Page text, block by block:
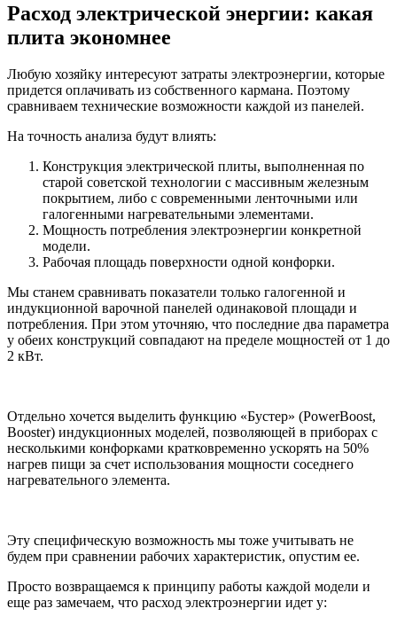
Расход электрической энергии: какая
плита экономнее
Любую хозяйку интересуют затраты электроэнергии, которые
придется оплачивать из собственного кармана. Поэтому
сравниваем технические возможности каждой из панелей.
На точность анализа будут влиять:
Конструкция электрической плиты, выполненная по
старой советской технологии с массивным железным
покрытием, либо с современными ленточными или
галогенными нагревательными элементами.
Мощность потребления электроэнергии конкретной
модели.
Рабочая площадь поверхности одной конфорки.
Мы станем сравнивать показатели только галогенной и
индукционной варочной панелей одинаковой площади и
потребления. При этом уточняю, что последние два параметра
у обеих конструкций совпадают на пределе мощностей от 1 до
2 кВт.
Отдельно хочется выделить функцию «Бустер» (PowerBoost,
Booster) индукционных моделей, позволяющей в приборах с
несколькими конфорками кратковременно ускорять на 50%
нагрев пищи за счет использования мощности соседнего
нагревательного элемента.
Эту специфическую возможность мы тоже учитывать не
будем при сравнении рабочих характеристик, опустим ее.
Просто возвращаемся к принципу работы каждой модели и
еще раз замечаем, что расход электроэнергии идет у: